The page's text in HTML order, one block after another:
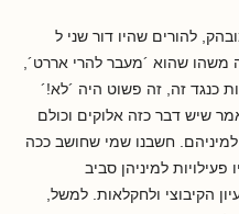
להורים שהיו דור שני ל
משהו שהוא ´מעבר להרי אררט´,
כנגד זה, זה פשוט היה ´לא!´
שיש דבר כזה אלוקים וכולם
למיניהם. חשבנו שמי שחושב ככה
למיניהן סביב
הקיבוצי ולחקלאות. למשל,